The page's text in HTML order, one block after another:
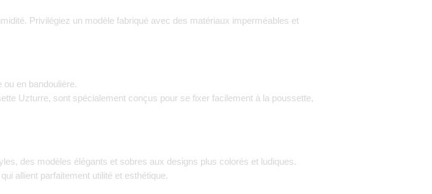
Privilégiez un modèle fabriqué avec des matériaux imperméables et
ou en bandoulière.
Uzturre, sont spécialement conçus pour se fixer facilement à la poussette,
des modèles élégants et sobres aux designs plus colorés et ludiques.
allient parfaitement utilité et esthétique.